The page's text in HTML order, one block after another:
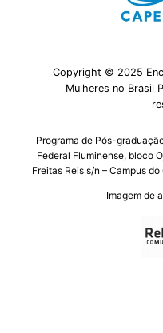
Copyright © 2025
Mulheres no Brasil
Programa de Pós-
Federal Fluminense, bloco
Freitas Reis s/n – Campus
Imagem de